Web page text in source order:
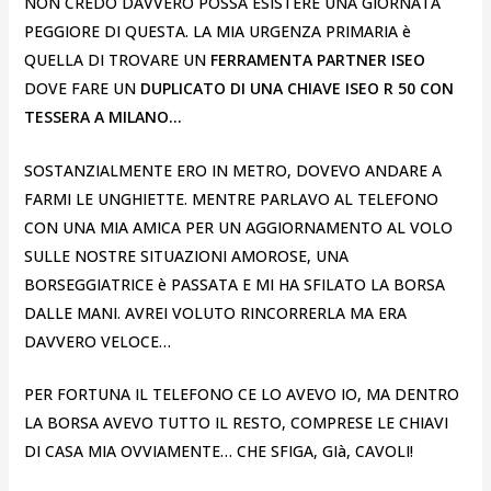
PEGGIORE DI QUESTA. LA MIA URGENZA PRIMARIA è
QUELLA DI TROVARE UNFERRAMENTA PARTNER ISEO
DOVE FARE UN DUPLICATO DI UNA CHIAVE ISEO R 50 CON
TESSERA A MILANO…
SOSTANZIALMENTE ERO IN METRO, DOVEVO ANDARE A
FARMI LE UNGHIETTE. MENTRE PARLAVO AL TELEFONO
CON UNA MIA AMICA PER UN AGGIORNAMENTO AL VOLO
SULLE NOSTRE SITUAZIONI AMOROSE, UNA
BORSEGGIATRICE è PASSATA E MI HA SFILATO LA BORSA
DALLE MANI. AVREI VOLUTO RINCORRERLA MA ERA
DAVVERO VELOCE…
PER FORTUNA IL TELEFONO CE LO AVEVO IO, MA DENTRO
LA BORSA AVEVO TUTTO IL RESTO, COMPRESE LE CHIAVI
DI CASA MIA OVVIAMENTE… CHE SFIGA, GIà, CAVOLI!